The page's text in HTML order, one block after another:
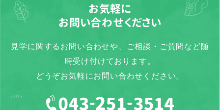
お気軽に
お問い合わせください
見学に関するお問い合わせや、ご相談・ご質問など随
時受け付けております。
どうぞお気軽にお問い合わせください。